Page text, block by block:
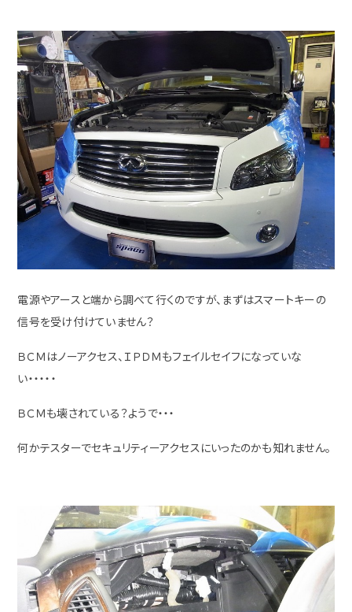
電源やアースと端から調べて行くのですが、まずはスマートキーの
信号を受け付けていません？
ＢＣＭはノーアクセス、ＩＰＤＭもフェイルセイフになっていな
い・・・・・
ＢＣＭも壊されている？ようで・・・
何かテスターでセキュリティーアクセスにいったのかも知れません。